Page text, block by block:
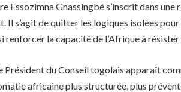
Essozimna Gnassingbé s’inscrit dans
Il s’agit de quitter les logiques isolées
renforcer la capacité de l’Afrique à
Président du Conseil togolais apparaît
africaine plus structurée, plus